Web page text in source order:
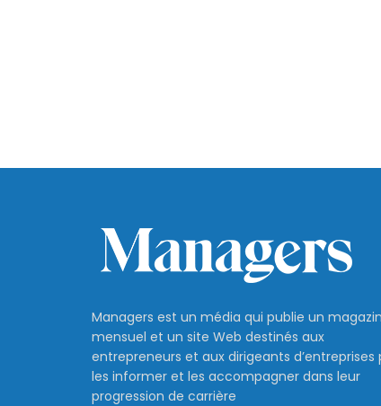
Managers est un média qui publie un
mensuel et un site Web destinés aux
entrepreneurs et aux dirigeants d’entreprises
les informer et les accompagner dans leur
progression de carrière